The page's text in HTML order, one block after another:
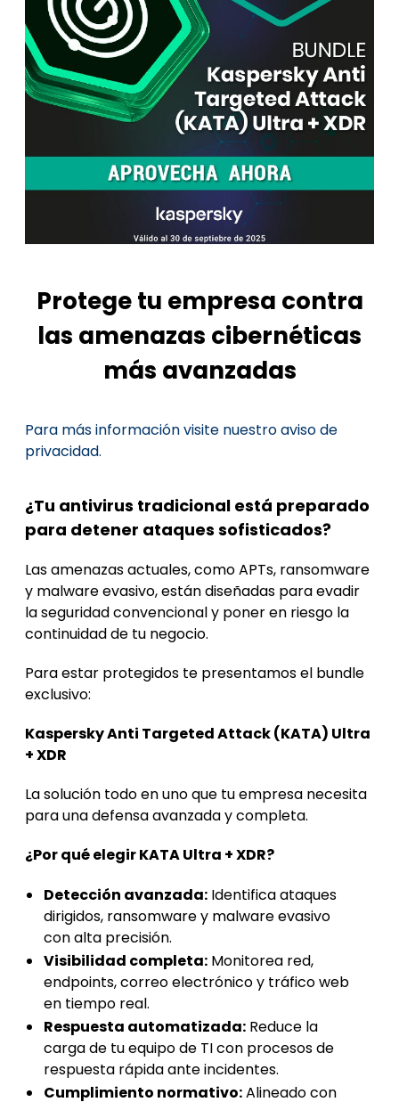
Protege tu empresa contra
las amenazas cibernéticas
más avanzadas
Para más información visite nuestro aviso de
privacidad.
¿Tu antivirus tradicional está preparado
para detener ataques sofisticados?
Las amenazas actuales, como APTs, ransomware
y malware evasivo, están diseñadas para evadir
la seguridad convencional y poner en riesgo la
continuidad de tu negocio.
Para estar protegidos te presentamos el bundle
exclusivo:
Kaspersky Anti Targeted Attack (KATA) Ultra
+ XDR
La solución todo en uno que tu empresa necesita
para una defensa avanzada y completa.
¿Por qué elegir KATA Ultra + XDR?
Detección avanzada:Identifica ataques
dirigidos, ransomware y malware evasivo
con alta precisión.
Visibilidad completa:Monitorea red,
endpoints, correo electrónico y tráfico web
en tiempo real.
Respuesta automatizada:Reduce la
carga de tu equipo de TI con procesos de
respuesta rápida ante incidentes.
Cumplimiento normativo:Alineado con